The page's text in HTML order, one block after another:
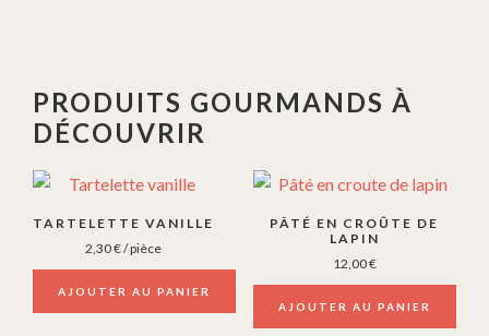
PRODUITS GOURMANDS À
DÉCOUVRIR
TARTELETTE VANILLE
2,30€/ pièce
AJOUTER AU PANIER
PÂTÉ EN CROÛTE DE
LAPIN
12,00€
AJOUTER AU PANIER